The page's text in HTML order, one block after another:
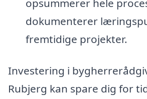
opsummerer hele
dokumenterer
fremtidige projekter.
Investering i
Rubjerg kan spare dig for